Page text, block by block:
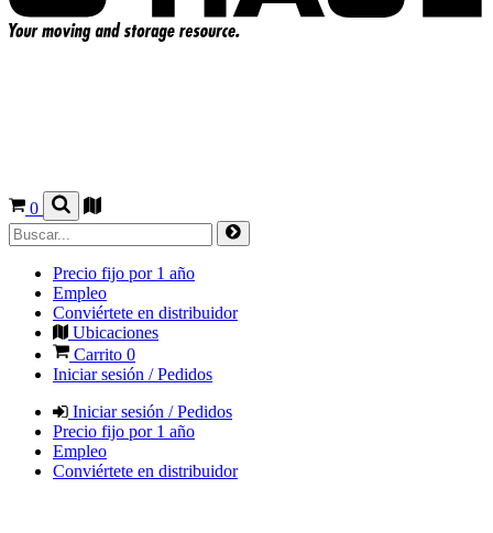
0
Precio fijo por 1 año
Empleo
Conviértete en distribuidor
Ubicaciones
Carrito 0
Iniciar sesión / Pedidos
Iniciar sesión / Pedidos
Precio fijo por 1 año
Empleo
Conviértete en distribuidor